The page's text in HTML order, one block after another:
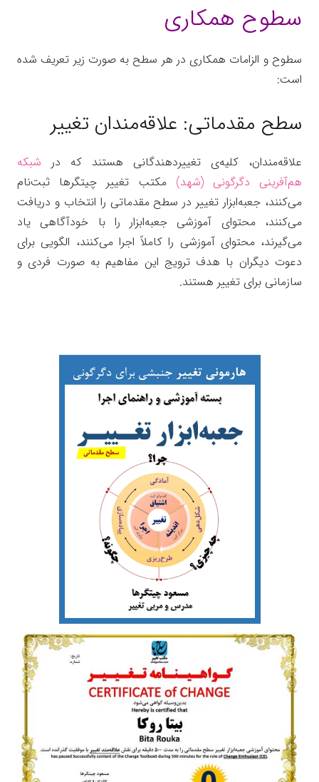
سطوح همکاری
سطوح و الزامات همکاری در هر سطح به صورت زیر تعریف شده
است:
سطح مقدماتی: علاقه‌مندان تغییر
علاقه‌مندان، کلیه‌ی تغییردهندگانی هستند که در شبکه
هم‌آفرینی دگرگونی (شهد) مکتب تغییر چیتگرها ثبت‌نام
می‌کنند، جعبه‌ابزار تغییر در سطح مقدماتی را انتخاب و دریافت
می‌کنند، محتوای آموزشی جعبه‌ابزار را با خودآگاهی یاد
می‌گیرند، محتوای آموزشی را کاملاً اجرا می‌کنند، الگویی برای
دعوت دیگران با هدف ترویج این مفاهیم به صورت فردی و
سازمانی برای تغییر هستند.